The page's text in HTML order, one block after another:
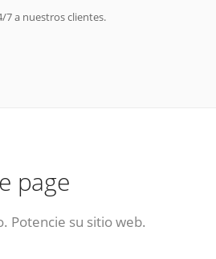
a nuestros clientes.
page
Potencie su sitio web.